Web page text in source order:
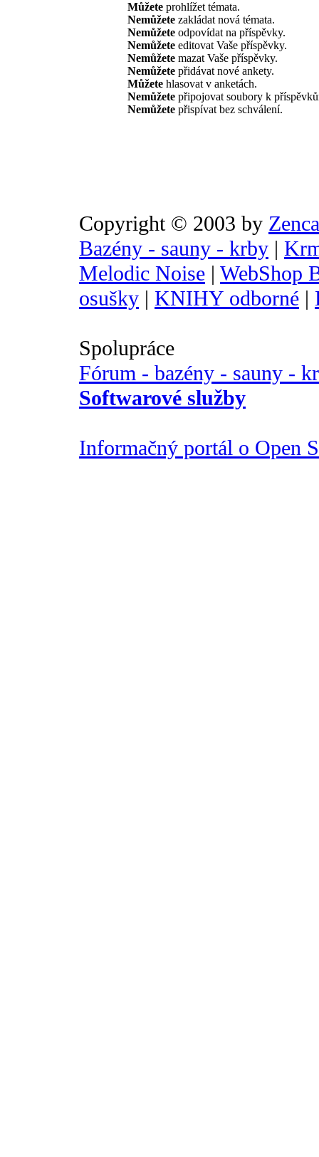
Můžete prohlížet témata.
Nemůžete zakládat nová témata.
Nemůžete odpovídat na příspěvky.
Nemůžete editovat Vaše příspěvky.
Nemůžete mazat Vaše příspěvky.
Nemůžete přidávat nové ankety.
Můžete hlasovat v anketách.
Nemůžete připojovat soubory k
Nemůžete přispívat bez schválení.
Copyright © 2003 by
Bazény - sauny - krby |
Melodic Noise | WebShop
osušky | KNIHY odborné |
Spolupráce
Fórum - bazény - sauny -
Softwarové služby
Informačný portál o Open